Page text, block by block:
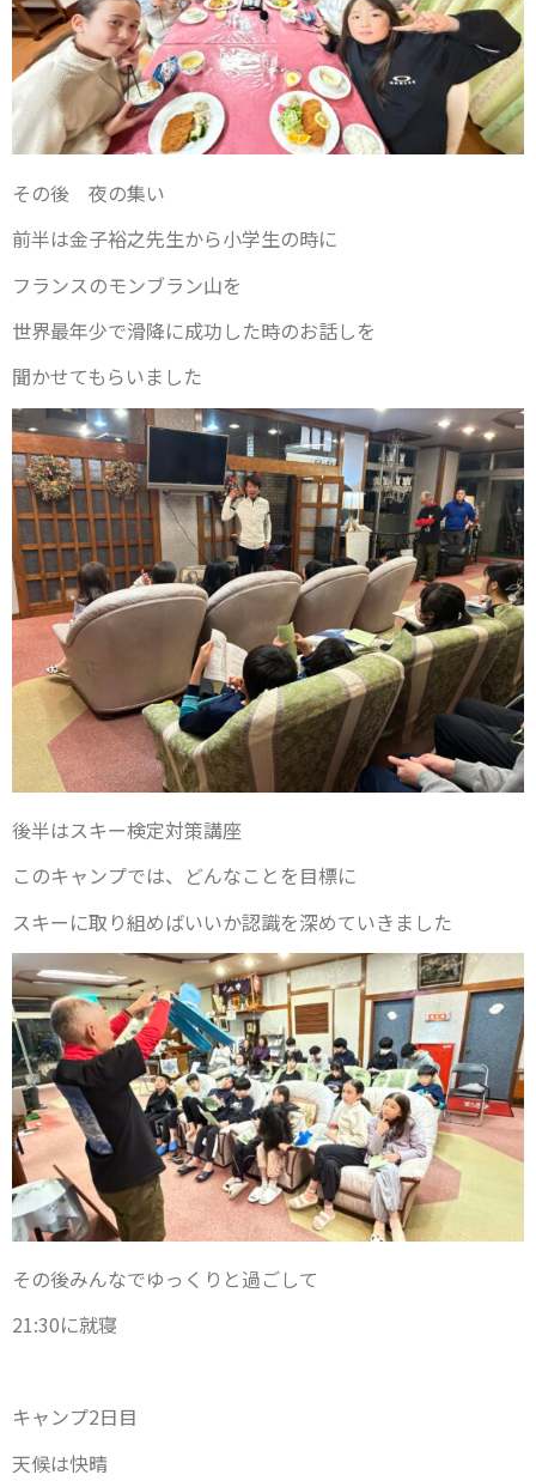
その後 夜の集い
前半は金子裕之先生から小学生の時に
フランスのモンブラン山を
世界最年少で滑降に成功した時のお話しを
聞かせてもらいました
後半はスキー検定対策講座
このキャンプでは、どんなことを目標に
スキーに取り組めばいいか認識を深めていきました
その後みんなでゆっくりと過ごして
21:30に就寝
キャンプ2日目
天候は快晴